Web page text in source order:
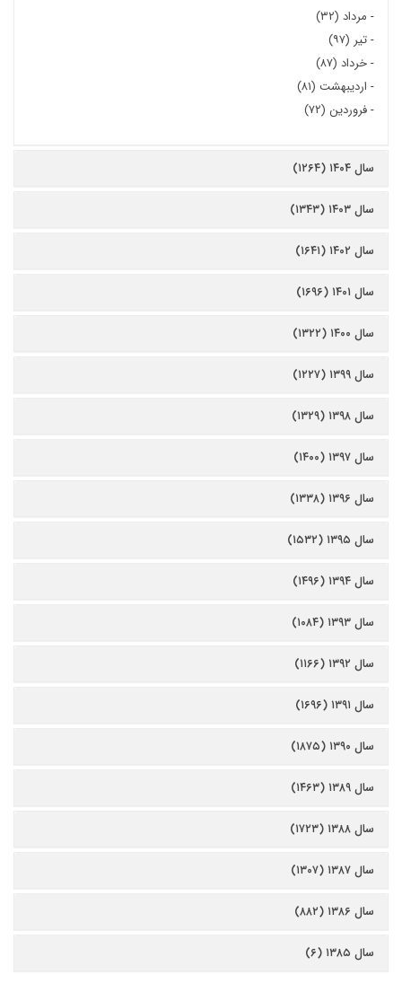
- مرداد (۳۲)
-تیر (۹۷)
-خرداد (۸۷)
- اردیبهشت (۸۱)
-فروردین (۷۲)
سال ۱۴۰۴ (۱۲۶۴)
سال ۱۴۰۳ (۱۳۴۳)
سال ۱۴۰۲ (۱۶۴۱)
سال ۱۴۰۱ (۱۶۹۶)
سال ۱۴۰۰ (۱۳۲۲)
سال ۱۳۹۹ (۱۲۲۷)
سال ۱۳۹۸ (۱۳۲۹)
سال ۱۳۹۷ (۱۴۰۰)
سال ۱۳۹۶ (۱۳۳۸)
سال ۱۳۹۵ (۱۵۳۲)
سال ۱۳۹۴ (۱۴۹۶)
سال ۱۳۹۳ (۱۰۸۴)
سال ۱۳۹۲ (۱۱۶۶)
سال ۱۳۹۱ (۱۶۹۶)
سال ۱۳۹۰ (۱۸۷۵)
سال ۱۳۸۹ (۱۴۶۳)
سال ۱۳۸۸ (۱۷۲۳)
سال ۱۳۸۷ (۱۳۰۷)
سال ۱۳۸۶ (۸۸۲)
سال ۱۳۸۵ (۶)